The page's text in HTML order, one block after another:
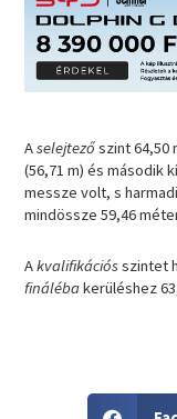
Aselejtezőszint 64,50
(56,71 m) és második
messze volt, s
mindössze 59,46
Akvalifikációsszintet
finálébakerüléshez